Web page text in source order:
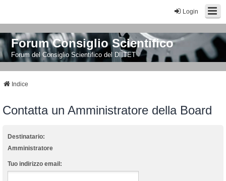
Login
Forum Consiglio Scientifico
Forum del Consiglio Scientifico del DIITET
Indice
Contatta un Amministratore della Board
Destinatario:
Amministratore
Tuo indirizzo email: